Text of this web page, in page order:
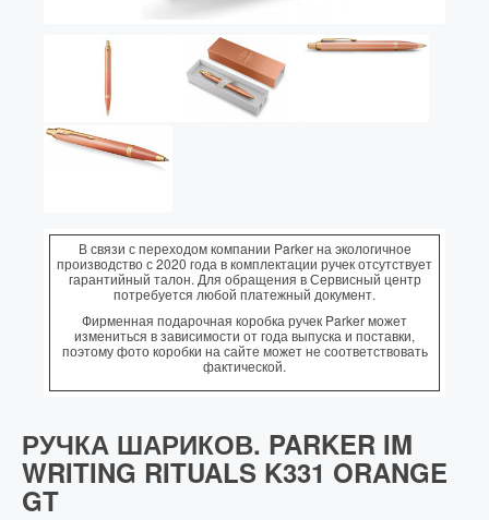
В связи с переходом компании Parker на экологичное
производство с 2020 года в комплектации ручек отсутствует
гарантийный талон. Для обращения в Сервисный центр
потребуется любой платежный документ.
Фирменная подарочная коробка ручек Parker может
измениться в зависимости от года выпуска и поставки,
поэтому фото коробки на сайте может не соответствовать
фактической.
РУЧКА ШАРИКОВ. PARKER IM
WRITING RITUALS K331 ORANGE
GT